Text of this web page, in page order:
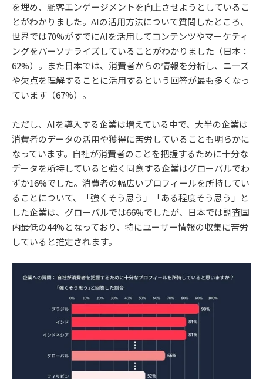
を埋め、顧客エンゲージメントを向上させようとしているこ
とがわかりました。AIの活用方法について質問したところ、
世界では70%がすでにAIを活用してコンテンツやマーケティ
ングをパーソナライズしていることがわかりました（日本：
62%）。また日本では、消費者からの情報を分析し、ニーズ
や欠点を理解することに活用するという回答が最も多くなっ
ています（67%）。
ただし、AIを導入する企業は増えている中で、大半の企業は
消費者のデータの活用や獲得に苦労していることも明らかに
なっています。自社が消費者のことを把握するために十分な
データを所持していると強く同意する企業はグローバルでわ
ずか16%でした。消費者の幅広いプロフィールを所持してい
ることについて、「強くそう思う」「ある程度そう思う」と
した企業は、グローバルでは66%でしたが、日本では調査国
内最低の44%となっており、特にユーザー情報の収集に苦労
していると推定されます。